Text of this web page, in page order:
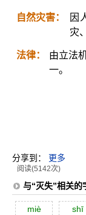
自然灾害：
因
灾
法律：
由立法
一。
分享到： 更多
阅读(5142次)
与“灭失”相关的
miè shī